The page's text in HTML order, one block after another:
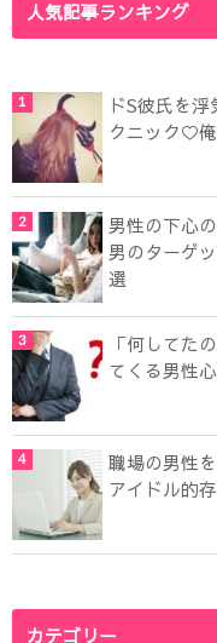
人気記事ランキング
ドS彼氏を
クニック♡
男性の下心
男のターゲ
選
「何してた
てくる男性
職場の男性
アイドル的
カテゴリー